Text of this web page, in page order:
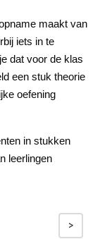
maakt van
iets in te
dat voor de klas
een stuk theorie
oefening
in stukken
leerlingen
>